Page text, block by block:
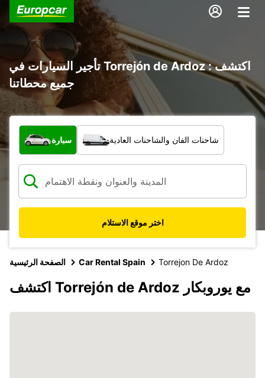
تأجير السيارات في Torrejón de Ardoz : اكتشف
جميع محطاتنا
ما نوع المركبة؟
سيارة شاحنات الفان والشاحنات العادية
اختر موقع الاستلام
الصفحة الرئيسية Car Rental Spain Torrejon De Ardoz
اكتشف Torrejón de Ardoz مع يوروبكار